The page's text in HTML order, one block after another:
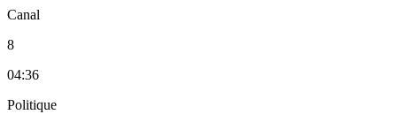
Canal
8
04:36
Politique